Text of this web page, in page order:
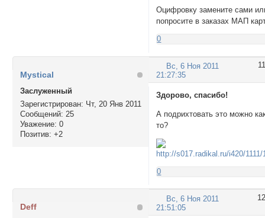
Оцифровку замените сами
попросите в заказах МАП
0
11
Вс, 6 Ноя 2011
21:27:35
Mystical
Заслуженный
Зарегистрирован: Чт, 20 Янв 2011
Сообщений: 25
Уважение: 0
Позитив: +2
Здорово, спасибо!
А подрихтовать это можно
то?
0
12
Вс, 6 Ноя 2011
21:51:05
Deff